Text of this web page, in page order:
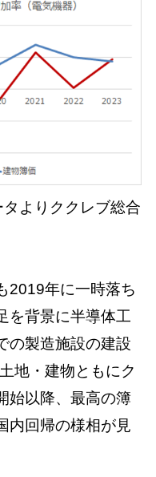
タよりククレブ総合
2019年に一時落ち
を背景に半導体工
の製造施設の建設
地・建物ともにク
始以降、最高の簿
内回帰の様相が見